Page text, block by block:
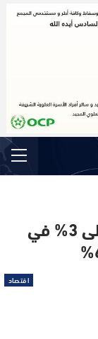
لقجع يتوقع تراجع عجز الميزانية إلى 3% في
اقتصاد